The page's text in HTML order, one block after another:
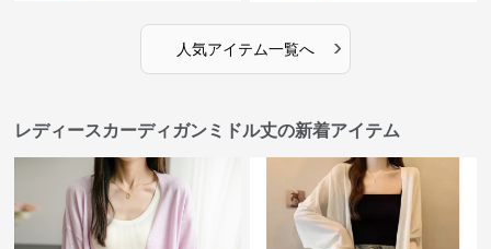
人気アイテム一覧へ ›
レディースカーディガンミドル丈の新着アイテム